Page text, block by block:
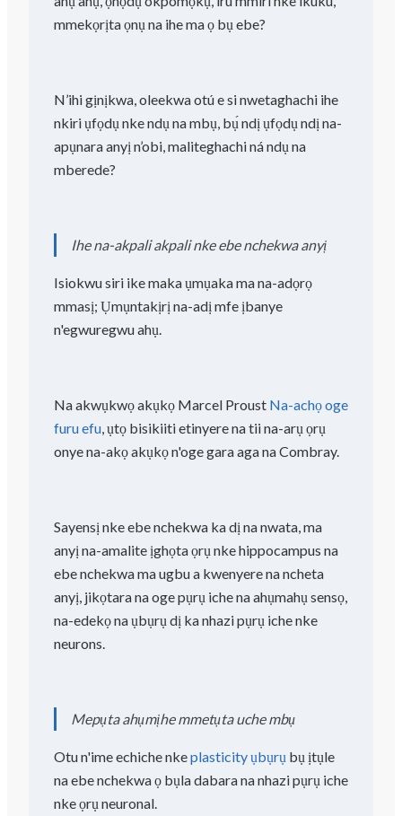
mmekọrịta ọnụ na ihe ma ọ bụ ebe?
N’ihi gịnịkwa, oleekwa otú e si nwetaghachi ihe
nkiri ụfọdụ nke ndụ na mbụ, bụ́ ndị ụfọdụ ndị na-
apụnara anyị n’obi, maliteghachi ná ndụ na
mberede?
Ihe na-akpali akpali nke ebe nchekwa anyị
Isiokwu siri ike maka ụmụaka ma na-adọrọ
mmasị; Ụmụntakịrị na-adị mfe ịbanye
n'egwuregwu ahụ.
Na akwụkwọ akụkọ Marcel Proust Na-achọ oge
furu efu, ụtọ bisikiiti etinyere na tii na-arụ ọrụ
onye na-akọ akụkọ n'oge gara aga na Combray.
Sayensị nke ebe nchekwa ka dị na nwata, ma
anyị na-amalite ịghọta ọrụ nke hippocampus na
ebe nchekwa ma ugbu a kwenyere na ncheta
anyị, jikọtara na oge pụrụ iche na ahụmahụ sensọ,
na-edekọ na ụbụrụ dị ka nhazi pụrụ iche nke
neurons.
Mepụta ahụmịhe mmetụta uche mbụ
Otu n'ime echiche nkeplasticity ụbụrụ bụ ịtụle
na ebe nchekwa ọ bụla dabara na nhazi pụrụ iche
nke ọrụ neuronal.